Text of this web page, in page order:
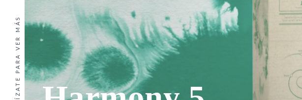
DESLÍZATE PARA VER MÁS